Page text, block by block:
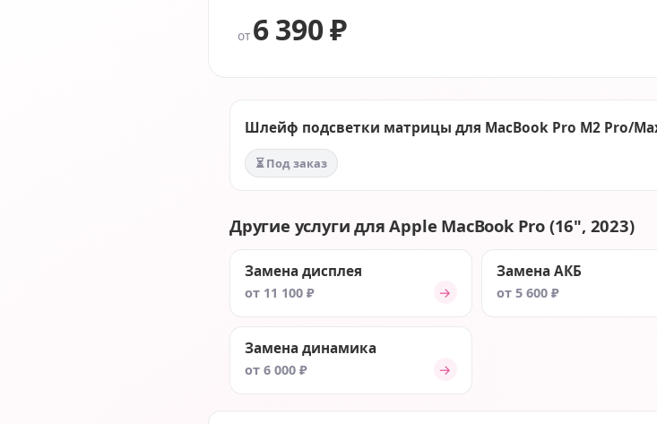
от 6 390 ₽
Шлейф подсветки матрицы для MacBook Pro M2 Pro/
⏳ Под заказ
Другие услуги для Apple MacBook Pro (16", 2023)
Замена дисплея
от 11 100 ₽ →
Замена АКБ
от 5 600 ₽
Замена динамика
от 6 000 ₽ →